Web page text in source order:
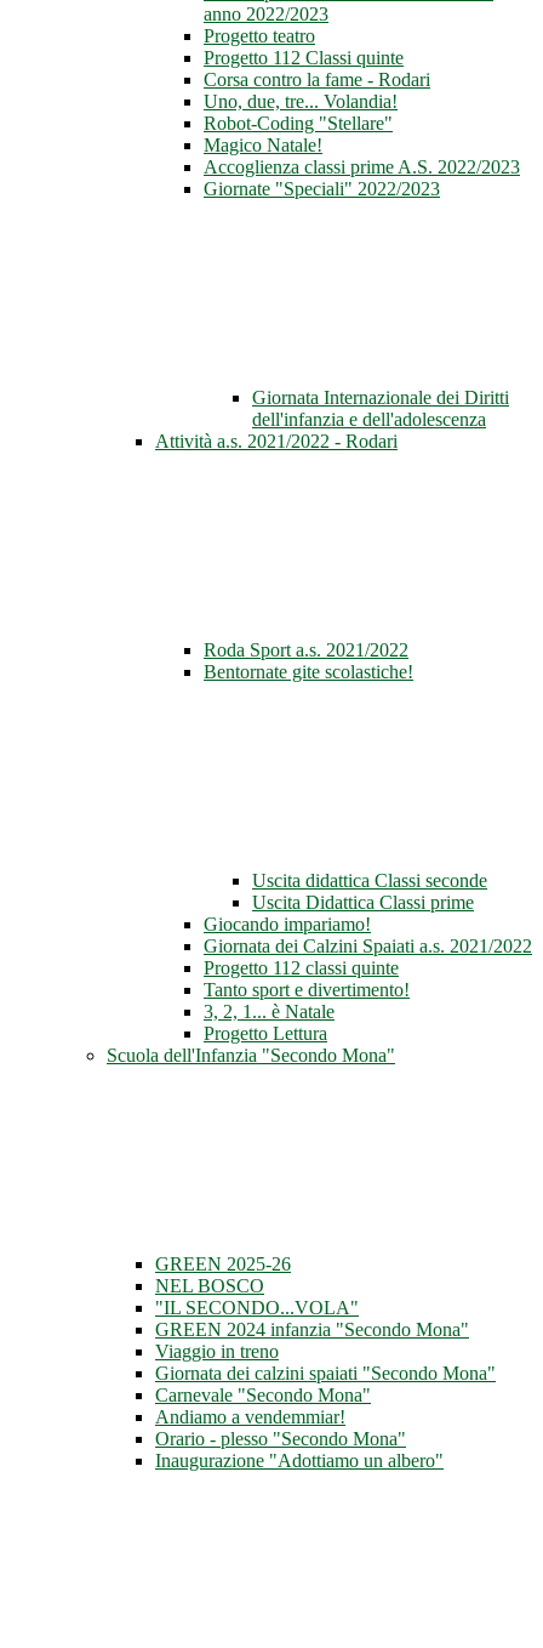
anno 2022/2023
Progetto teatro
Progetto 112 Classi quinte
Corsa contro la fame - Rodari
Uno, due, tre... Volandia!
Robot-Coding "Stellare"
Magico Natale!
Accoglienza classi prime A.S. 2022/2023
Giornate "Speciali" 2022/2023
Giornata Internazionale dei Diritti
dell'infanzia e dell'adolescenza
Attività a.s. 2021/2022 - Rodari
Roda Sport a.s. 2021/2022
Bentornate gite scolastiche!
Uscita didattica Classi seconde
Uscita Didattica Classi prime
Giocando impariamo!
Giornata dei Calzini Spaiati a.s. 2021/2022
Progetto 112 classi quinte
Tanto sport e divertimento!
3, 2, 1... è Natale
Progetto Lettura
Scuola dell'Infanzia "Secondo Mona"
GREEN 2025-26
NEL BOSCO
"IL SECONDO...VOLA"
GREEN 2024 infanzia "Secondo Mona"
Viaggio in treno
Giornata dei calzini spaiati "Secondo Mona"
Carnevale "Secondo Mona"
Andiamo a vendemmiar!
Orario - plesso "Secondo Mona"
Inaugurazione "Adottiamo un albero"